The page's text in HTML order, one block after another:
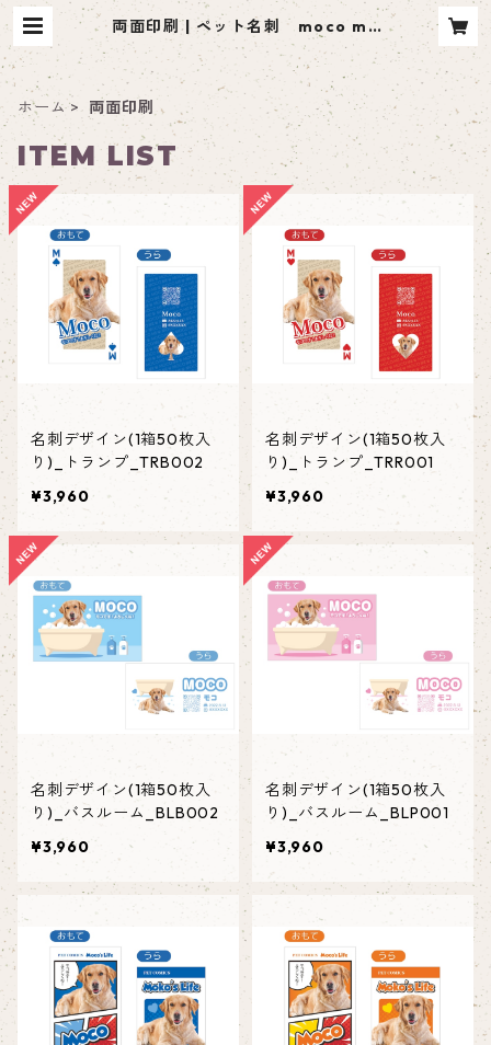
両面印刷 | ペット名刺 moco me
（モコミー）
ホーム 両面印刷
ITEM LIST
名刺デザイン(1箱50枚入
り)_トランプ_TRB002
¥3,960
名刺デザイン(1箱50枚入
り)_トランプ_TRR001
¥3,960
名刺デザイン(1箱50枚入
り)_バスルーム_BLB002
¥3,960
名刺デザイン(1箱50枚入
り)_バスルーム_BLP001
¥3,960